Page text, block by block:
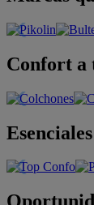
Confort a